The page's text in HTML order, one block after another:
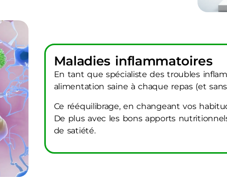
Maladies inflammatoires
En tant que spécialiste des troubles
alimentation saine à chaque repas (et
Ce rééquilibrage, en changeant vos
De plus avec les bons apports
de satiété.